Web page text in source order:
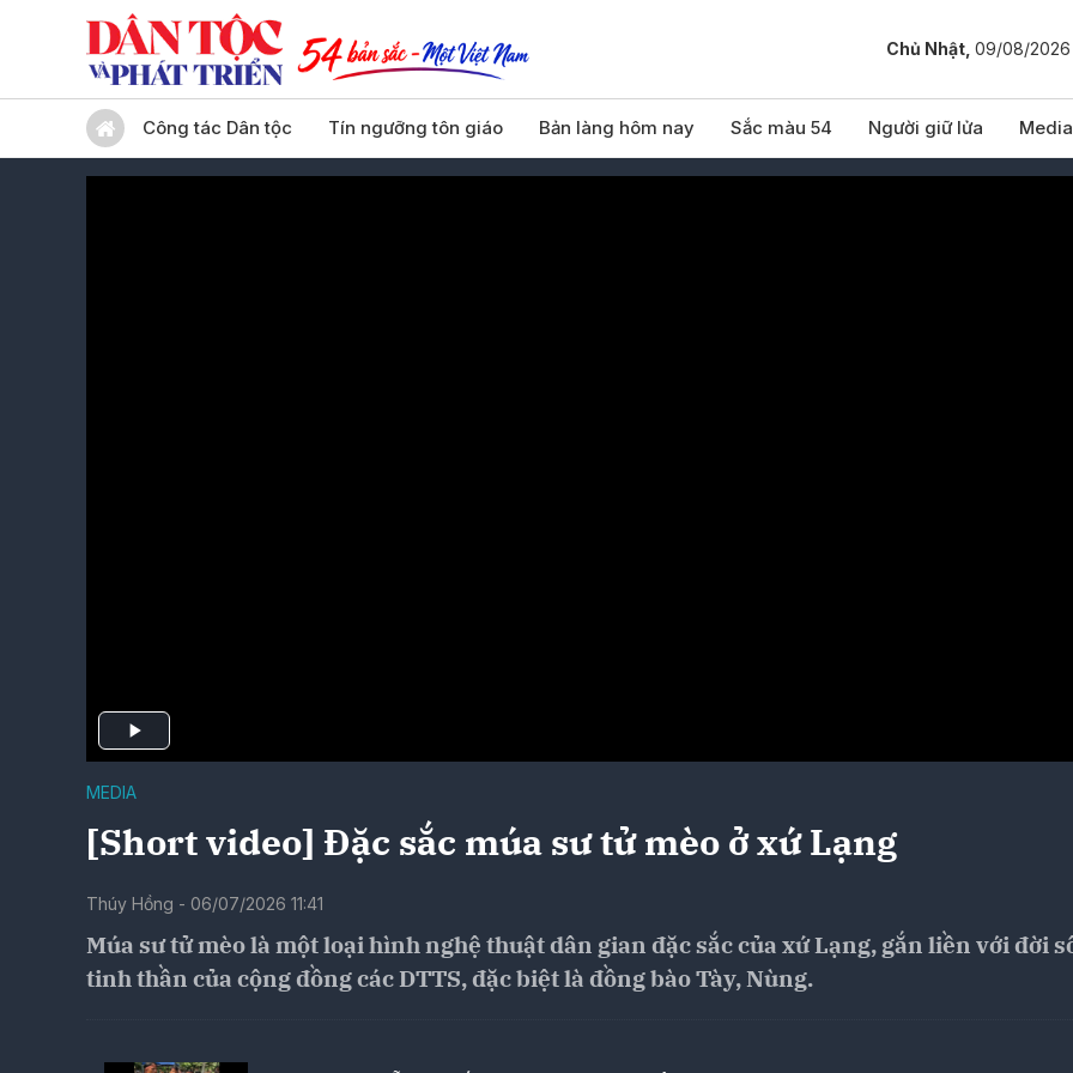
Chủ Nhật, 09/08/2026
Công tác Dân tộc Tín ngưỡng tôn giáo Bản làng hôm nay Sắc màu 54 Người giữ lửa Media
MEDIA
[Short video] Đặc sắc múa sư tử mèo ở xứ Lạng
Thúy Hồng - 06/07/2026 11:41
Múa sư tử mèo là một loại hình nghệ thuật dân gian đặc sắc của xứ Lạng, gắn liền với đời
tinh thần của cộng đồng các DTTS, đặc biệt là đồng bào Tày, Nùng.